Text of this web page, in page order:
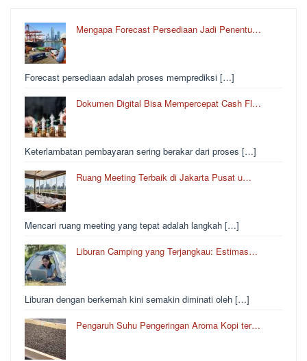
Mengapa Forecast Persediaan Jadi Penentu…
Forecast persediaan adalah proses memprediksi […]
Dokumen Digital Bisa Mempercepat Cash Fl…
Keterlambatan pembayaran sering berakar dari proses […]
Ruang Meeting Terbaik di Jakarta Pusat u…
Mencari ruang meeting yang tepat adalah langkah […]
Liburan Camping yang Terjangkau: Estimas…
Liburan dengan berkemah kini semakin diminati oleh […]
Pengaruh Suhu Pengeringan Aroma Kopi ter…